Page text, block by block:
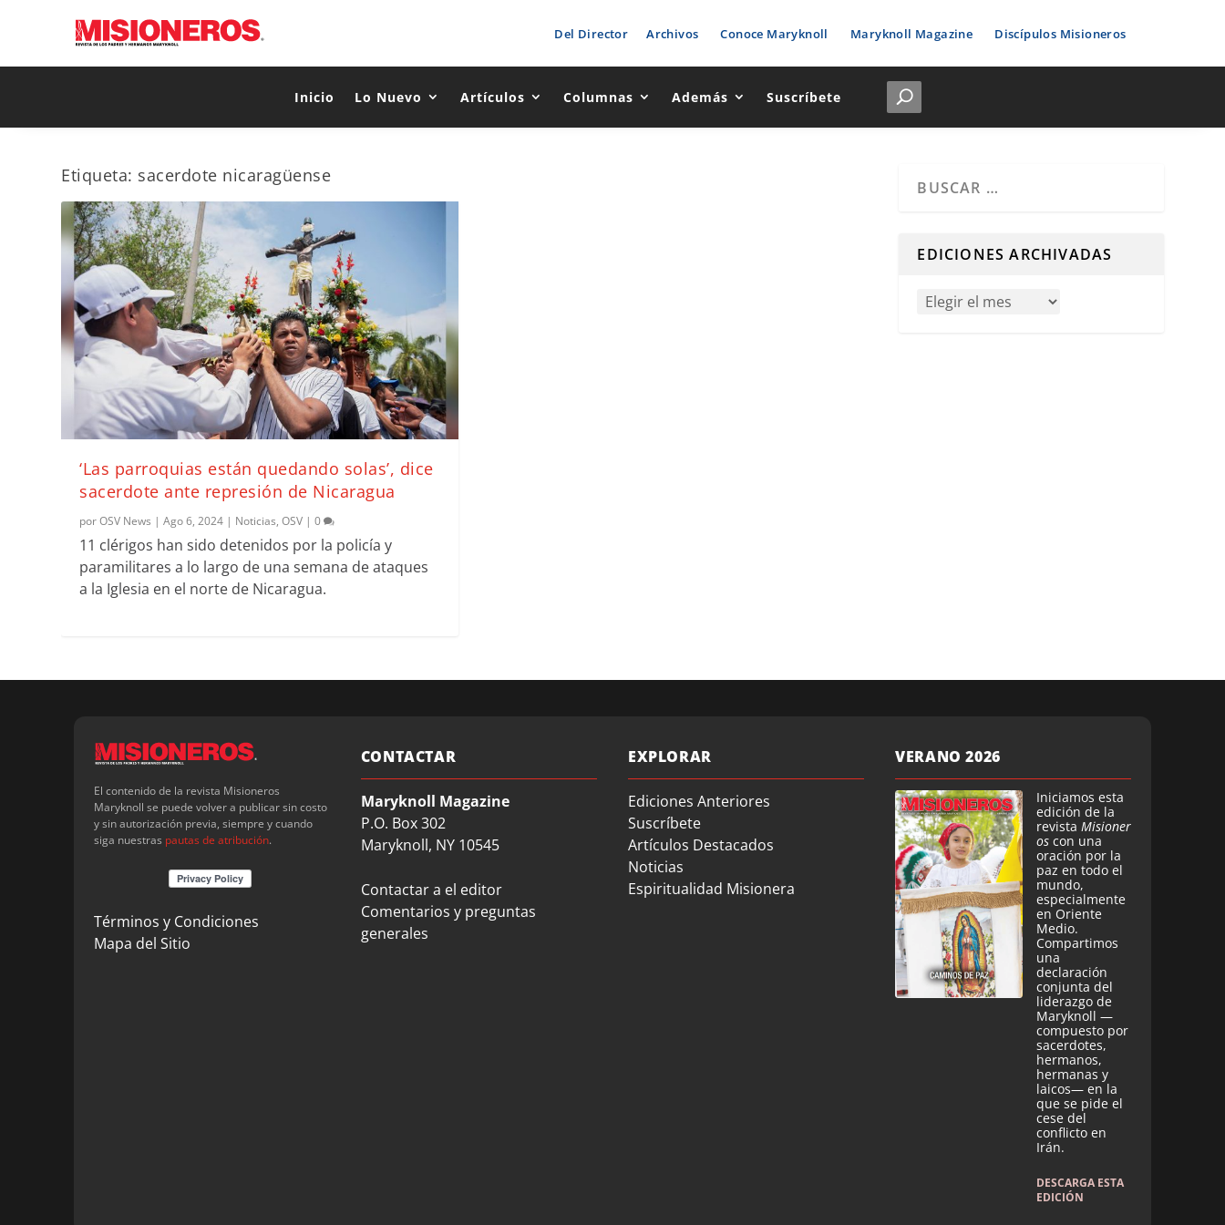
Del Director Archivos Conoce Maryknoll Maryknoll Magazine Discípulos Misioneros
Inicio Lo Nuevo Artículos Columnas Además Suscríbete
Etiqueta: sacerdote nicaragüense
‘Las parroquias están quedando solas’, dice
sacerdote ante represión de Nicaragua
porOSV News |Ago 6, 2024 | Noticias,OSV |0
11 clérigos han sido detenidos por la policía y
paramilitares a lo largo de una semana de ataques
a la Iglesia en el norte de Nicaragua.
EDICIONES ARCHIVADAS
El contenido de la revista Misioneros
Maryknoll se puede volver a publicar sin costo
y sin autorización previa, siempre y cuando
siga nuestras pautas de atribución.
Términos y Condiciones
Mapa del Sitio
CONTACTAR
Maryknoll Magazine
P.O. Box 302
Maryknoll, NY 10545
Contactar a el editor
Comentarios y preguntas
generales
EXPLORAR
Ediciones Anteriores
Suscríbete
Artículos Destacados
Noticias
Espiritualidad Misionera
VERANO 2026
Iniciamos esta
edición de la
revista Misioner
os con una
oración por la
paz en todo el
mundo,
especialmente
en Oriente
Medio.
Compartimos
una
declaración
conjunta del
liderazgo de
Maryknoll —
compuesto por
sacerdotes,
hermanos,
hermanas y
laicos— en la
que se pide el
cese del
conflicto en
Irán.
DESCARGA ESTA
EDICIÓN